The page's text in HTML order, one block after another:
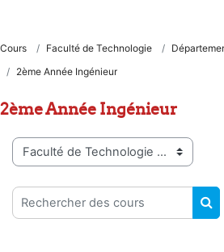
Cours Faculté de Technologie
2ème Année Ingénieur
2ème Année Ingénieur
Catégories de cours
Rechercher des cours